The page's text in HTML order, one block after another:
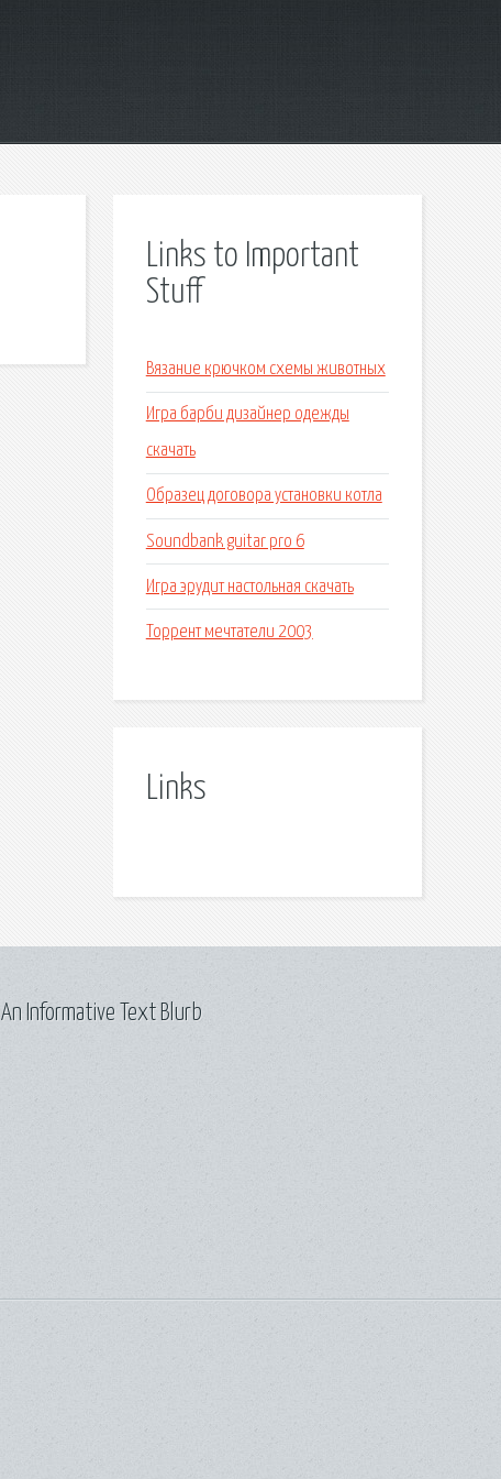
Links to Important
Stuff
Вязание крючком схемы животных
Игра барби дизайнер одежды
скачать
Образец договора установки котла
Soundbank guitar pro 6
Игра эрудит настольная скачать
Торрент мечтатели 2003
Links
An Informative Text Blurb